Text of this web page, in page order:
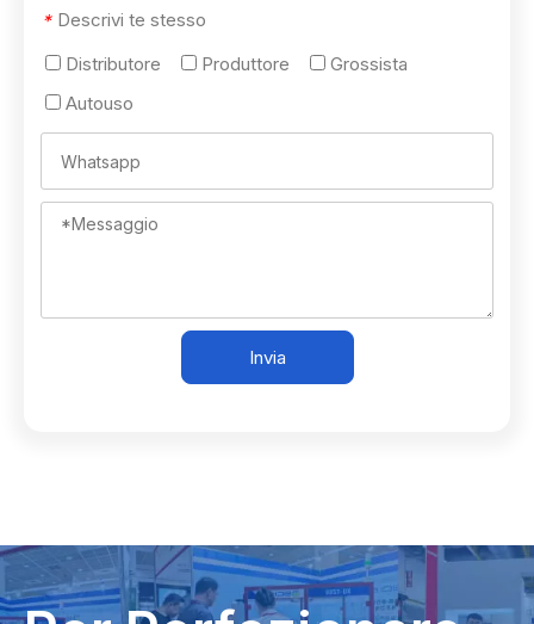
* Descrivi te stesso
Distributore
Produttore
Grossista
Autouso
Invia